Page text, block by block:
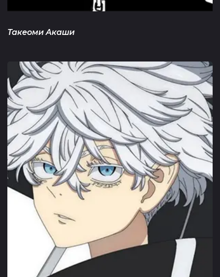
Такеоми Акаши